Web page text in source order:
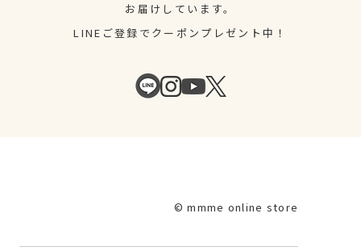
お届けしています。
LINEご登録でクーポンプレゼント中！
© mmme online store